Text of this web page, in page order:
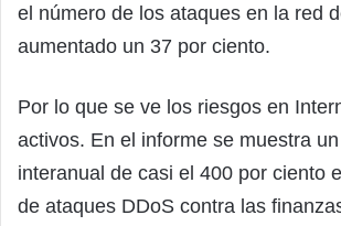
el número de los ataques en la red
aumentado un 37 por ciento.
Por lo que se ve los riesgos en
activos. En el informe se muestra
interanual de casi el 400 por ciento
de ataques DDoS contra las